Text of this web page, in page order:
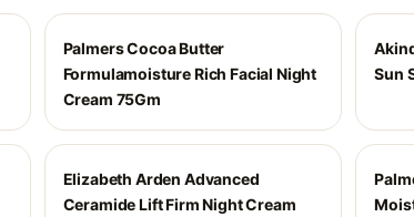
Palmers Cocoa Butter
Formulamoisture Rich Facial Night
Cream 75Gm
Sun
Elizabeth Arden Advanced
Ceramide Lift Firm Night Cream